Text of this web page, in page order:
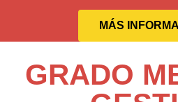
MÁS
GRADO